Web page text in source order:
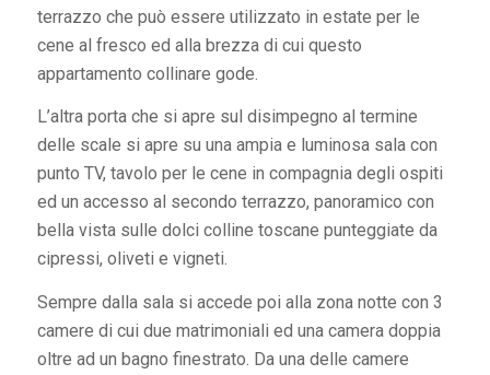
terrazzo che può essere utilizzato in estate per le
cene al fresco ed alla brezza di cui questo
appartamento collinare gode.
L’altra porta che si apre sul disimpegno al termine
delle scale si apre su una ampia e luminosa sala con
punto TV, tavolo per le cene in compagnia degli ospiti
ed un accesso al secondo terrazzo, panoramico con
bella vista sulle dolci colline toscane punteggiate da
cipressi, oliveti e vigneti.
Sempre dalla sala si accede poi alla zona notte con 3
camere di cui due matrimoniali ed una camera doppia
oltre ad un bagno finestrato. Da una delle camere